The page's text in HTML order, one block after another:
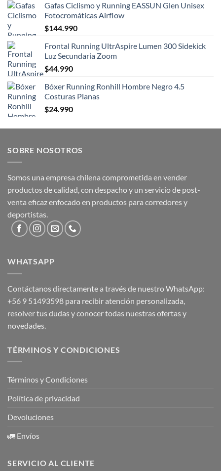
Gafas Ciclismo y Running EASSUN Glen Unisex
Fotocromáticas Airflow
$144.990
Frontal Running UltrAspire Lumen 300 Sidekick
Luz Secundaria Zoom
$44.990
Bóxer Running Ronhill Hombre Negro 4.5
Costuras Planas
$24.990
SOBRE NOSOTROS
Somos una empresa chilena comprometida en vender
productos de calidad, con despacho y un servicio de post-
venta eficaz enfocado en productos para corredores y
deportistas.
WHATSAPP
Contáctanos directamente a través de nuestro WhatsApp:
+56 9 51493598 para recibir atención personalizada,
resolver tus dudas y conocer todas nuestras ofertas y
novedades.
TÉRMINOS Y CONDICIONES
Términos y Condiciones
Política de privacidad
Devoluciones
🚛 Envíos
SERVICIO AL CLIENTE